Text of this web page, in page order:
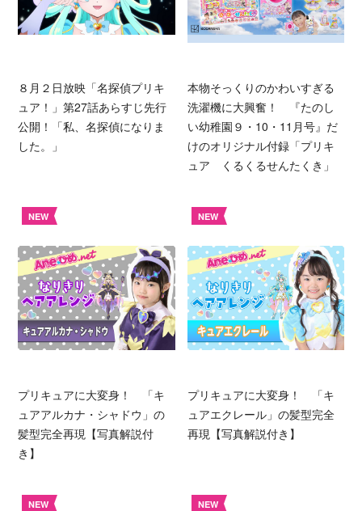
８月２日放映「名探偵プリキ
ュア！」第27話あらすじ先行
公開！「私、名探偵になりま
した。」
本物そっくりのかわいすぎる
洗濯機に大興奮！ 『たのし
い幼稚園９・10・11月号』だ
けのオリジナル付録「プリキ
ュア くるくるせんたくき」
NEW
プリキュアに大変身！ 「キ
ュアアルカナ・シャドウ」の
髪型完全再現【写真解説付
き】
NEW
プリキュアに大変身！ 「キ
ュアエクレール」の髪型完全
再現【写真解説付き】
NEW NEW